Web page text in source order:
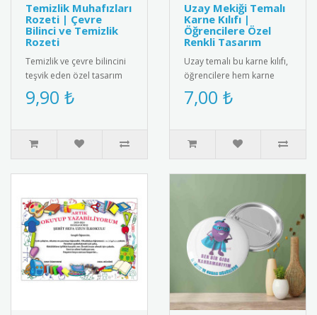
Temizlik Muhafızları
Rozeti | Çevre
Bilinci ve Temizlik
Rozeti
Temizlik ve çevre bilincini
teşvik eden özel tasarım
rozet. Okul temizliğine
katkı sağlayan öğrencil..
9,90 ₺
Uzay Mekiği Temalı
Karne Kılıfı |
Öğrencilere Özel
Renkli Tasarım
Uzay temalı bu karne kılıfı,
öğrencilere hem karne
heyecanını yaşatır hem de
eğlenceli bir hatıra su..
7,00 ₺